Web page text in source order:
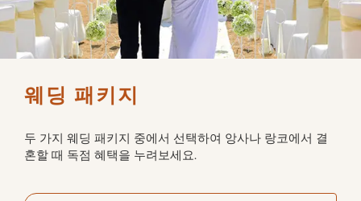
웨딩 패키지
두 가지 웨딩 패키지 중에서 선택하여 앙사나 랑코에서 결
혼할 때 독점 혜택을 누려보세요.